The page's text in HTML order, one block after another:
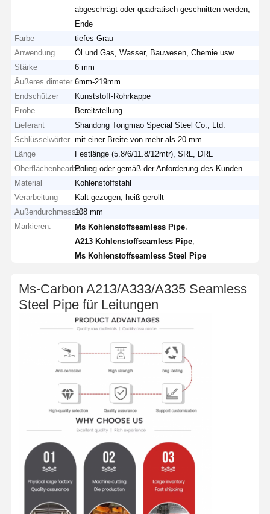
abgeschrägt oder quadratisch geschnitten werden,
Ende
Farbe
tiefes Grau
Anwendung
Öl und Gas, Wasser, Bauwesen, Chemie usw.
Stärke
6 mm
Äußeres dimeter 6mm-219mm
Endschützer
Kunststoff-Rohrkappe
Probe
Bereitstellung
Lieferant
Shandong Tongmao Special Steel Co., Ltd.
Schlüsselwörter mit einer Breite von mehr als 20 mm
Länge
Festlänge (5.8/6/11.8/12mtr), SRL, DRL
OberflächenbearbeitungPolier- oder gemäß der Anforderung des Kunden
Material
Kohlenstoffstahl
Verarbeitung
Kalt gezogen, heiß gerollt
Außendurchmesser108 mm
Markieren:
Ms Kohlenstoffseamless Pipe
A213 Kohlenstoffseamless Pipe
Ms Kohlenstoffseamless Steel Pipe
Ms-Carbon A213/A333/A335 Seamless
Steel Pipe für Leitungen